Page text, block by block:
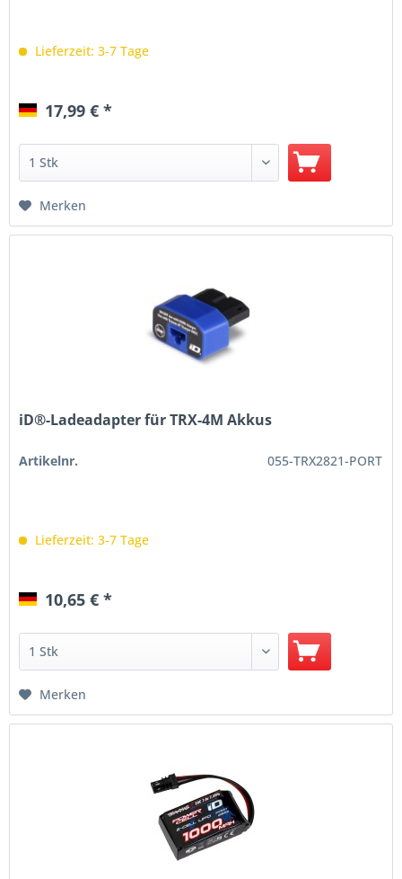
Lieferzeit: 3-7 Tage
17,99 € *
Merken
iD®-Ladeadapter für TRX-4M Akkus
Artikelnr. 055-TRX2821-PORT
Lieferzeit: 3-7 Tage
10,65 € *
Merken